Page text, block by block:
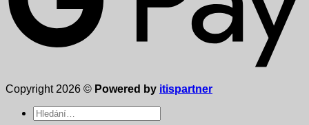
Copyright 2026 © Powered by itispartner
Hledat: